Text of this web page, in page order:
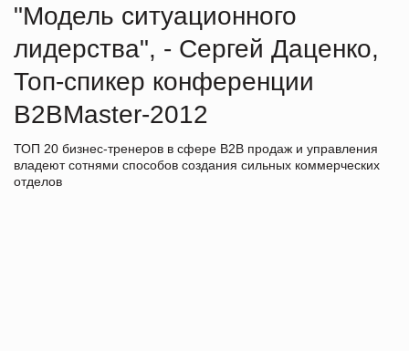
"Модель ситуационного
лидерства", - Сергей Даценко,
Топ-спикер конференции
B2BMaster-2012
ТОП 20 бизнес-тренеров в сфере В2В продаж и управления
владеют сотнями способов создания сильных коммерческих
отделов